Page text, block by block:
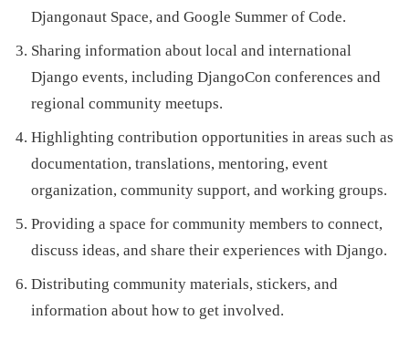
Djangonaut Space, and Google Summer of Code.
Sharing information about local and international
Django events, including DjangoCon conferences and
regional community meetups.
Highlighting contribution opportunities in areas such as
documentation, translations, mentoring, event
organization, community support, and working groups.
Providing a space for community members to connect,
discuss ideas, and share their experiences with Django.
Distributing community materials, stickers, and
information about how to get involved.